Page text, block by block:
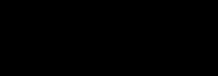
primera sesión de las Cortes de Cádiz la firmó Benito
fue uno de los protagonistas de aquella corte que se
redactaron la Constitución de 1812. A Cádiz llegó